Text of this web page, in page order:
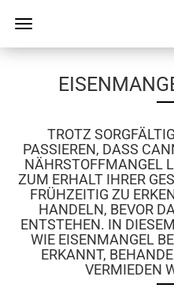
TROTZ
PASSIEREN, DASS
NÄHRSTOFFMANGEL
ZUM ERHALT IHRER
FRÜHZEITIG ZU
HANDELN, BEVOR
ENTSTEHEN. IN
WIE EISENMANGEL
ERKANNT,
VERMIEDEN